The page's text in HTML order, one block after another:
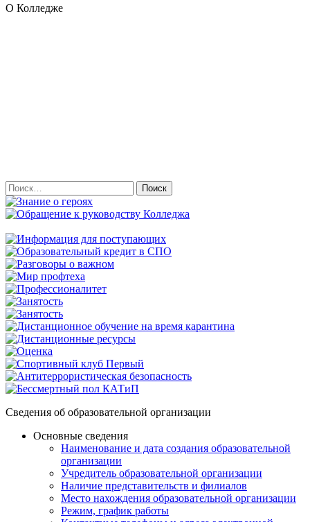
О Колледже
Найти:
Сведения об образовательной организации
Основные сведения
Наименование и дата создания образовательной
организации
Учредитель образовательной организации
Наличие представительств и филиалов
Место нахождения образовательной организации
Режим, график работы